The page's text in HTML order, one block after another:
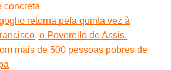
concreta
retorna pela quinta vez à
o Poverello de Assis.
mais de 500 pessoas pobres de